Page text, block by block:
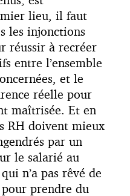
lieu, il faut
les injonctions
réussir à recréer
entre l’ensemble
et le
réelle pour
maîtrisée. Et en
RH doivent mieux
par un
le salarié au
n’a pas rêvé de
prendre du